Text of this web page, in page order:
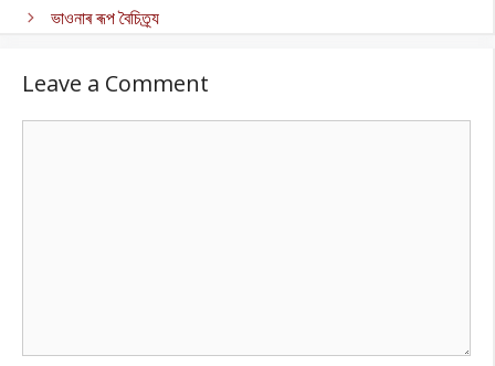
ভাওনাৰ ৰূপ বৈচিত্ৰ্য
Leave a Comment